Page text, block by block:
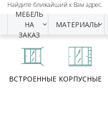
Найдите ближайший к Вам адрес.
МЕБЕЛЬ
НА
ЗАКАЗ
МАТЕРИАЛЫ
ВСТРОЕННЫЕ КОРПУСНЫЕ